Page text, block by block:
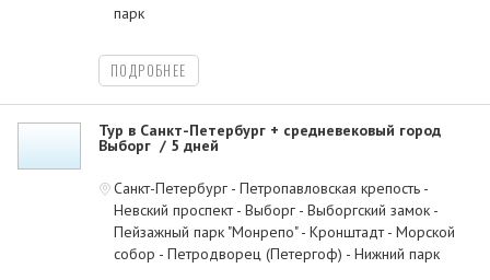
парк
ПОДРОБНЕЕ
Тур в Санкт-Петербург + средневековый город
Выборг 5 дней
Санкт-Петербург - Петропавловская крепость -
Невский проспект - Выборг - Выборгский замок -
Пейзажный парк "Монрепо" - Кронштадт - Морской
собор - Петродворец (Петергоф) - Нижний парк